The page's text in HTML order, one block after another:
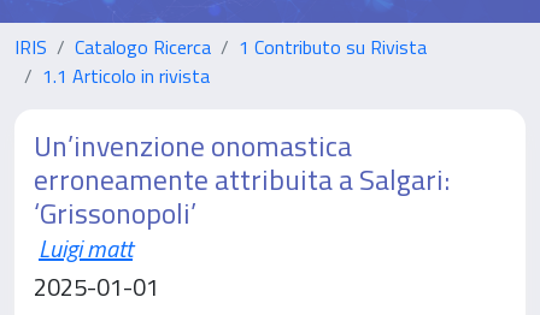
IRIS Catalogo Ricerca
1 Contributo su Rivista
1.1 Articolo in rivista
Un’invenzione onomastica
erroneamente attribuita a Salgari:
‘Grissonopoli’
Luigi matt
2025-01-01